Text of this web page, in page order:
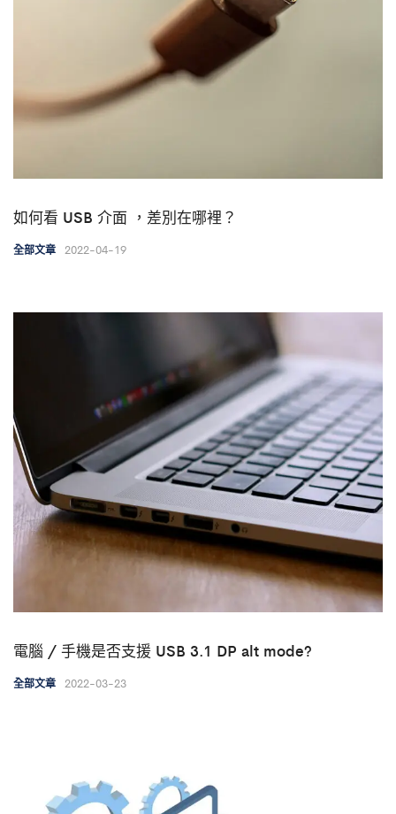
如何看 USB 介面 ，差別在哪裡？
全部文章 2022-04-19
電腦 / 手機是否支援 USB 3.1 DP alt mode?
全部文章 2022-03-23